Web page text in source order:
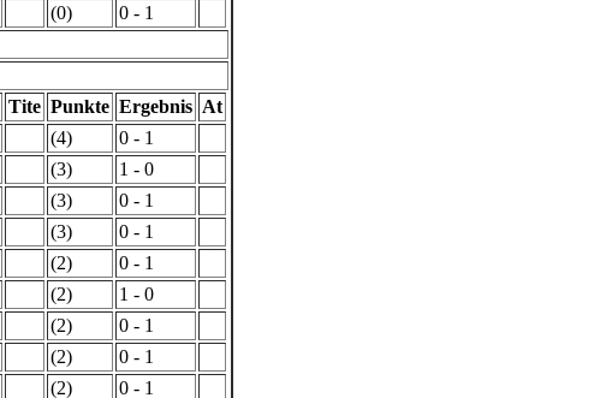
(0) 0 - 1
Tite Punkte Ergebnis At
(4)
0 - 1
(3)
1 - 0
(3)
0 - 1
(3)
0 - 1
(2)
0 - 1
(2)
1 - 0
(2)
0 - 1
(2)
0 - 1
(2)
0 - 1